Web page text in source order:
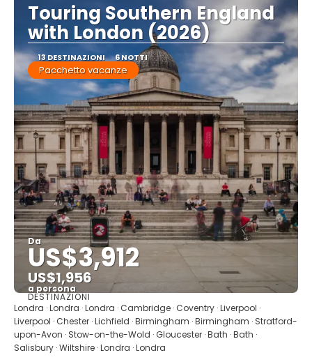
Touring Southern England
with London (2026)
13 DESTINAZIONI 6 NOTTI
Pacchetto vacanze
Da
US$3,912
US$1,956
a persona
Vedere
DESTINAZIONI
Londra · Londra · Londra · Cambridge · Coventry · Liverpool ·
Liverpool · Chester · Lichfield · Birmingham · Birmingham · Stratford-
upon-Avon · Stow-on-the-Wold · Gloucester · Bath · Bath ·
Salisbury · Wiltshire · Londra · Londra